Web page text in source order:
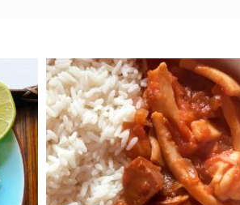
4 personnes
75 Min